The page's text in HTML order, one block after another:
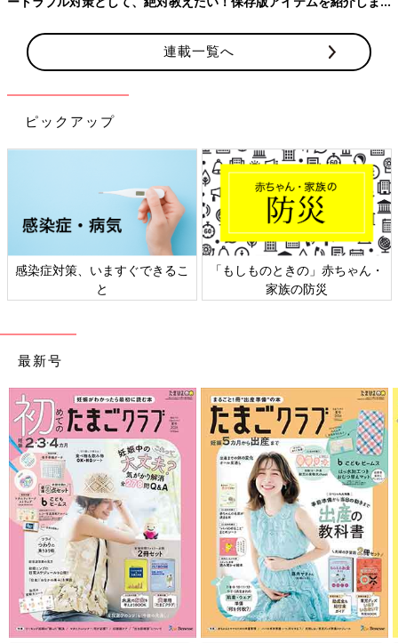
子どもがいると逃れられないのが、ＰＴＡや習いごとなどの役員
いでしょうか。
そんな私も、来年度の幼稚園ＰＴＡ役員になることが決まりまし
自分から立候補はしないけど、まぁ上の子たちのときに色々な役
員をこなしてはいるので、役員をやるのは別にいいんですよ。
ただ、ＰＴＡ会長だけはできれば避けたい！(笑)
今回幼稚園のＰＴＡ役員の役職決めでは、まず会長や副会長・書
記・会計などの三役を決めてから、その他の専門部を決める流れ
当然ながらＰＴＡ会長に立候補する人はおらず、このままではく
じ引きになってしまう…。
事ＰＴＡ会長という当たりを引いてしまうかもしれない！
そこで私がとった作戦は、『パソコンできる人枠を狙う！』でし
た。
名簿やお便りを作成したり、帳簿をつけたりと、役職によっては
パソコン作業が必要なんですよ。
でも、自宅にパソコンがなかったり、パソコンが苦手という人も
多いので、パソコン必須な役職は優先的に選べたりするのです。
若い人だと子どもの頃から授業などでパソコンに接しています
が、私より上の年代の女性だと、仕事で使っている人以外は「私
パソコンできないの～」と苦手な人も多かったですね。
連載一覧へ
ピックアップ
感染症対策、いますぐできるこ
と
「もしものときの」赤ちゃん・
家族の防災
最新号